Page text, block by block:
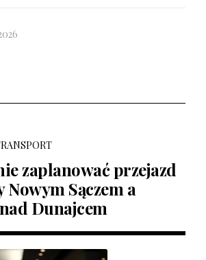
zaplanować przejazd
Sączem a
Dunajcem